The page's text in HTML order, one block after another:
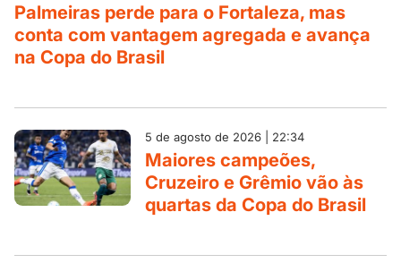
Palmeiras perde para o Fortaleza, mas
conta com vantagem agregada e avança
na Copa do Brasil
5 de agosto de 2026 | 22:34
Maiores campeões,
Cruzeiro e Grêmio vão às
quartas da Copa do Brasil